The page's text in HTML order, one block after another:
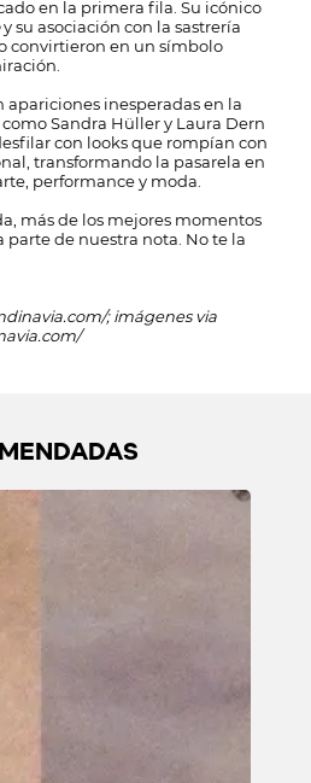
en la primera fila. Su icónico
y su asociación con la sastrería
convirtieron en un símbolo
apariciones inesperadas en la
Sandra Hüller y Laura Dern
con looks que rompían con
transformando la pasarela en
performance y moda.
más de los mejores momentos
parte de nuestra nota. No te la
; imágenes via